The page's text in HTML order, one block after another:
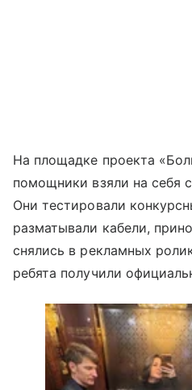
На площадке проекта
помощники взяли на себя
Они тестировали
разматывали кабели,
снялись в рекламных
ребята получили